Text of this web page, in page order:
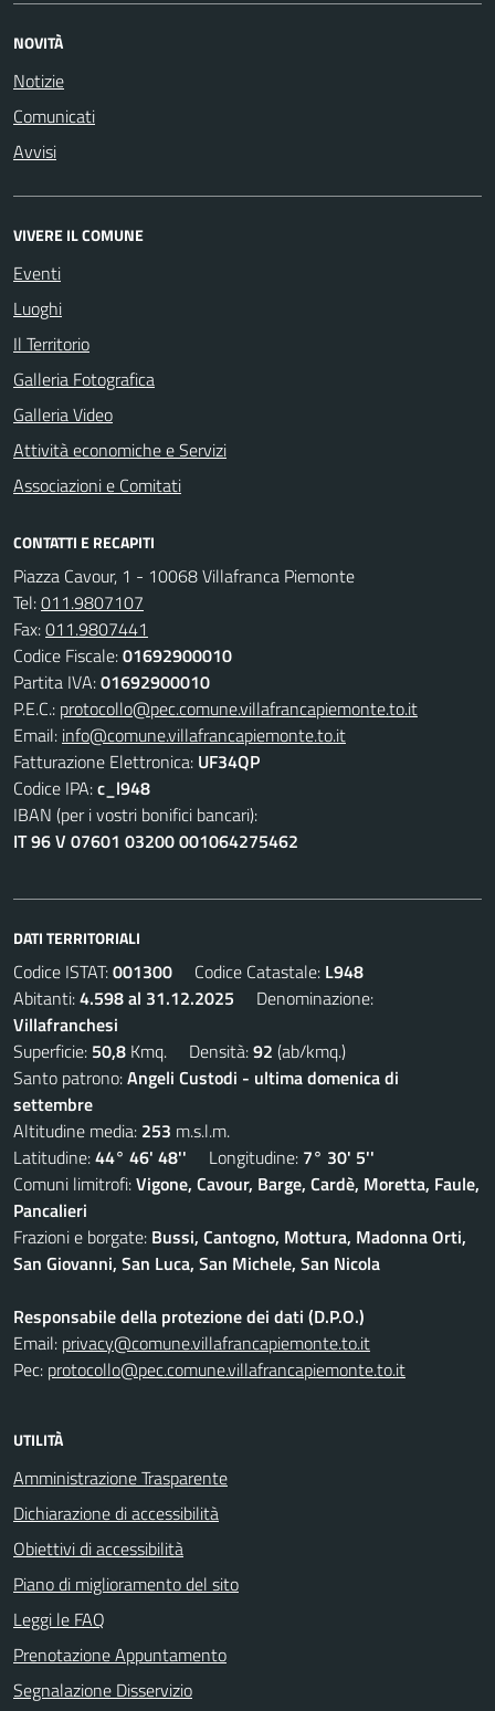
NOVITÀ
Notizie
Comunicati
Avvisi
VIVERE IL COMUNE
Eventi
Luoghi
Il Territorio
Galleria Fotografica
Galleria Video
Attività economiche e Servizi
Associazioni e Comitati
CONTATTI E RECAPITI
Piazza Cavour, 1 - 10068 Villafranca Piemonte
Tel:011.9807107
Fax:011.9807441
Codice Fiscale:01692900010
Partita IVA:01692900010
P.E.C.: protocollo@pec.comune.villafrancapiemonte.to.it
Email: info@comune.villafrancapiemonte.to.it
Fatturazione Elettronica: UF34QP
Codice IPA:c_l948
IBAN (per i vostri bonifici bancari):
IT 96 V 07601 03200 001064275462
DATI TERRITORIALI
Codice ISTAT:001300 Codice Catastale: L948
Abitanti:4.598 al 31.12.2025 Denominazione:
Villafranchesi
Superficie: 50,8 Kmq. Densità:92 (ab/kmq.)
Santo patrono:Angeli Custodi - ultima domenica di
settembre
Altitudine media: 253 m.s.l.m.
Latitudine:44° 46' 48'' Longitudine: 7° 30' 5''
Comuni limitrofi:Vigone, Cavour, Barge, Cardè, Moretta, Faule,
Pancalieri
Frazioni e borgate: Bussi, Cantogno, Mottura, Madonna Orti,
San Giovanni, San Luca, San Michele, San Nicola
Responsabile della protezione dei dati (D.P.O.)
Email: privacy@comune.villafrancapiemonte.to.it
Pec: protocollo@pec.comune.villafrancapiemonte.to.it
UTILITÀ
Amministrazione Trasparente
Dichiarazione di accessibilità
Obiettivi di accessibilità
Piano di miglioramento del sito
Leggi le FAQ
Prenotazione Appuntamento
Segnalazione Disservizio